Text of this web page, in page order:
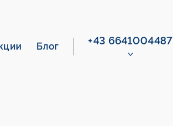
Блог +43 6641004487